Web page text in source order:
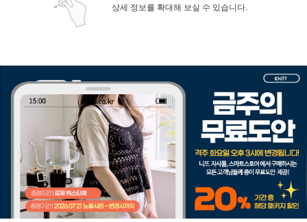
상세 정보를 확대해 보실 수 있습니다.